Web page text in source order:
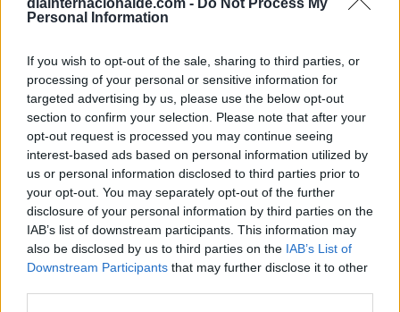
diainternacionalde.com - Do Not Process My
Personal Information
If you wish to opt-out of the sale, sharing to third parties, or
processing of your personal or sensitive information for
targeted advertising by us, please use the below opt-out
section to confirm your selection. Please note that after your
opt-out request is processed you may continue seeing
interest-based ads based on personal information utilized by
us or personal information disclosed to third parties prior to
your opt-out. You may separately opt-out of the further
disclosure of your personal information by third parties on the
IAB’s list of downstream participants. This information may
also be disclosed by us to third parties on the IAB’s List of
Downstream Participants that may further disclose it to other
29
30
Julio
Lu Ma Mi Ju Vi Sá
Do
1
2 3 4
5
6
7 8 9 10 11
12
13
14 15 16 17 18
19
20
21 22 23 24 25
26
27
28 29 30 31
28: Día de Cantabria